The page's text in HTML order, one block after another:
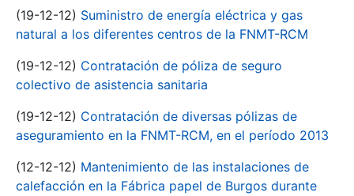
(19-12-12) Suministro de energía eléctrica y gas
natural a los diferentes centros de la FNMT-RCM
(19-12-12) Contratación de póliza de seguro
colectivo de asistencia sanitaria
(19-12-12) Contratación de diversas pólizas de
aseguramiento en la FNMT-RCM, en el período 2013
(12-12-12) Mantenimiento de las instalaciones de
calefacción en la Fábrica papel de Burgos durante